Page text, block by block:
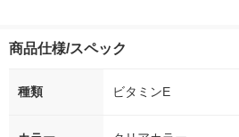
商品仕様/スペック
種類 ビタミンE